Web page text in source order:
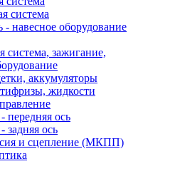
система
- навесное оборудование
система, зажигание,
аккумуляторы
жидкости
передняя ось
задняя ось
и сцепление (МКПП)